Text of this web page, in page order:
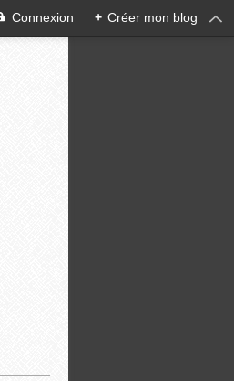
Connexion + Créer mon blog